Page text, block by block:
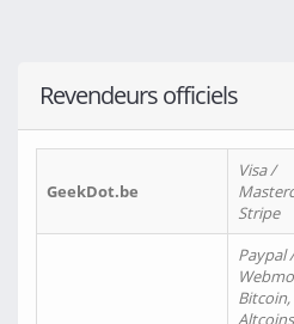
Revendeurs officiels
GeekDot.be
Visa /
Stripe
Paypal /
Bitcoin,
Altcoins